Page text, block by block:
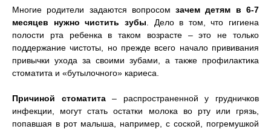
Многие родители задаются вопросомзачем детям в 6-7
месяцев нужно чистить зубы . Дело в том, что гигиена
полости рта ребенка в таком возрасте – это не только
поддержание чистоты, но прежде всего начало прививания
привычки ухода за своими зубами, а также профилактика
стоматита и «бутылочного» кариеса.
Причиной стоматита– распространенной у грудничков
инфекции, могут стать остатки молока во рту или грязь,
попавшая в рот малыша, например, с соской, погремушкой